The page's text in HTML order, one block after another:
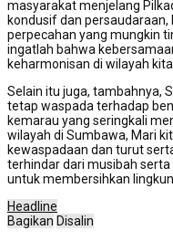
masyarakat menjelang
kondusif dan
perpecahan yang mungkin
ingatlah bahwa
keharmonisan di wilayah kita
Selain itu juga, tambahnya,
tetap waspada terhadap
kemarau yang seringkali
wilayah di Sumbawa, Mari
kewaspadaan dan turut
terhindar dari musibah
untuk membersihkan
Headline
Bagikan Disalin